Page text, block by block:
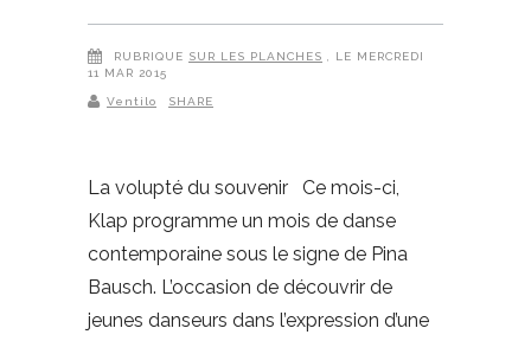
RUBRIQUE SUR LES PLANCHES
, LE MERCREDI
11 MAR 2015
Ventilo SHARE
La volupté du souvenir Ce mois-ci,
Klap programme un mois de danse
contemporaine sous le signe de Pina
Bausch. L’occasion de découvrir de
jeunes danseurs dans l’expression d’une